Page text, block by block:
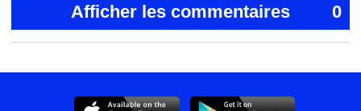
Afficher les commentaires 0